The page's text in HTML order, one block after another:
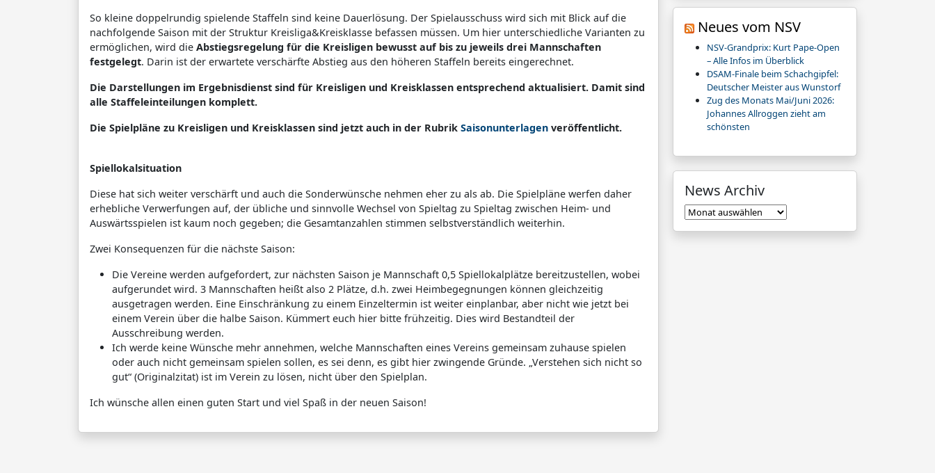
So kleine doppelrundig spielende Staffeln sind keine Dauerlösung. Der Spielausschuss wird sich mit Blick auf die
nachfolgende Saison mit der Struktur Kreisliga&Kreisklasse befassen müssen. Um hier unterschiedliche Varianten zu
ermöglichen, wird die Abstiegsregelung für die Kreisligen bewusst auf bis zu jeweils drei Mannschaften
festgelegt. Darin ist der erwartete verschärfte Abstieg aus den höheren Staffeln bereits eingerechnet.
Die Darstellungen im Ergebnisdienst sind für Kreisligen und Kreisklassen entsprechend aktualisiert. Damit sind
alle Staffeleinteilungen komplett.
Die Spielpläne zu Kreisligen und Kreisklassen sind jetzt auch in der Rubrik Saisonunterlagen veröffentlicht.
Spiellokalsituation
Diese hat sich weiter verschärft und auch die Sonderwünsche nehmen eher zu als ab. Die Spielpläne werfen daher
erhebliche Verwerfungen auf, der übliche und sinnvolle Wechsel von Spieltag zu Spieltag zwischen Heim- und
Auswärtsspielen ist kaum noch gegeben; die Gesamtanzahlen stimmen selbstverständlich weiterhin.
Zwei Konsequenzen für die nächste Saison:
Die Vereine werden aufgefordert, zur nächsten Saison je Mannschaft 0,5 Spiellokalplätze bereitzustellen, wobei
aufgerundet wird. 3 Mannschaften heißt also 2 Plätze, d.h. zwei Heimbegegnungen können gleichzeitig
ausgetragen werden. Eine Einschränkung zu einem Einzeltermin ist weiter einplanbar, aber nicht wie jetzt bei
einem Verein über die halbe Saison. Kümmert euch hier bitte frühzeitig. Dies wird Bestandteil der
Ausschreibung werden.
Ich werde keine Wünsche mehr annehmen, welche Mannschaften eines Vereins gemeinsam zuhause spielen
oder auch nicht gemeinsam spielen sollen, es sei denn, es gibt hier zwingende Gründe. „Verstehen sich nicht so
gut“ (Originalzitat) ist im Verein zu lösen, nicht über den Spielplan.
Ich wünsche allen einen guten Start und viel Spaß in der neuen Saison!
Neues vom NSV
NSV-Grandprix: Kurt Pape-Open
– Alle Infos im Überblick
DSAM-Finale beim Schachgipfel:
Deutscher Meister aus Wunstorf
Zug des Monats Mai/Juni 2026:
Johannes Allroggen zieht am
schönsten
News Archiv
News
Archiv